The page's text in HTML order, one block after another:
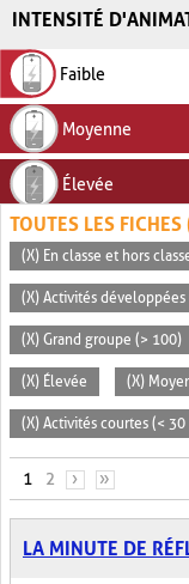
INTENSITÉ
Faible
Moyenne
Élevée
TOUTES LES
(X) En classe et hors
(X) Activités
(X) Grand groupe (> 100)
(X) Élevée (X)
(X) Activités courtes (<
PAGES
1 2 › »
LA MINUTE DE